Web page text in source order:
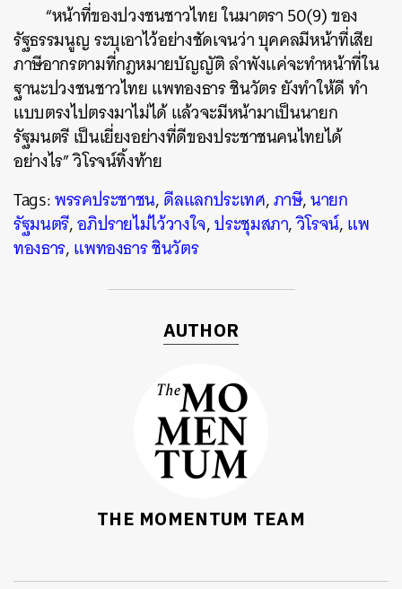
“หน้าที่ของปวงชนชาวไทย ในมาตรา 50(9) ของ
รัฐธรรมนูญ ระบุเอาไว้อย่างชัดเจนว่า บุคคลมีหน้าที่เสีย
ภาษีอากรตามที่กฎหมายบัญญัติ ลำพังแค่จะทำหน้าที่ใน
ฐานะปวงชนชาวไทย แพทองธาร ชินวัตร ยังทำให้ดี ทำ
แบบตรงไปตรงมาไม่ได้ แล้วจะมีหน้ามาเป็นนายก
รัฐมนตรี เป็นเยี่ยงอย่างที่ดีของประชาชนคนไทยได้
อย่างไร” วิโรจน์ทิ้งท้าย
Tags:พรรคประชาชน,ดีลแลกประเทศ,ภาษี,นายก
รัฐมนตรี,อภิปรายไม่ไว้วางใจ,ประชุมสภา,วิโรจน์,แพ
ทองธาร,แพทองธาร ชินวัตร
AUTHOR
THE MOMENTUM TEAM